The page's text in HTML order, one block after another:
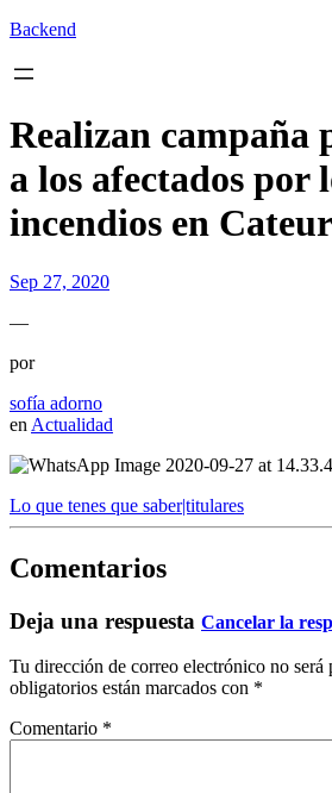
Backend
Realizan campaña
a los afectados por
incendios en
Sep 27, 2020
—
por
sofía adorno
en Actualidad
Lo que tenes que saber|titulares
Comentarios
Deja una respuesta Cancelar la
Tu dirección de correo electrónico no será
obligatorios están marcados con *
Comentario *